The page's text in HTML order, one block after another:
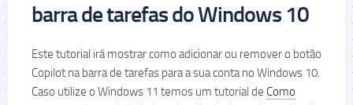
barra de tarefas do Windows 10
Este tutorial irá mostrar como adicionar ou remover o botão
Copilot na barra de tarefas para a sua conta no Windows 10.
Caso utilize o Windows 11 temos um tutorial de Como